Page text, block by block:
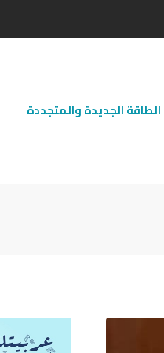
الطاقة الجديدة والمتجددة